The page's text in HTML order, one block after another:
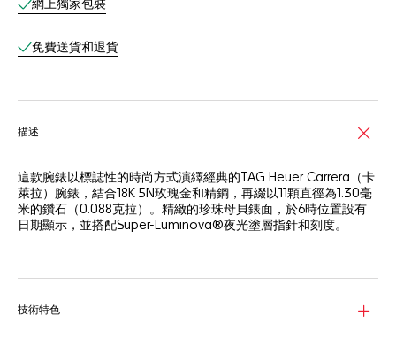
網上獨家包裝
免費送貨和退貨
描述
這款腕錶以標誌性的時尚方式演繹經典的TAG Heuer Carrera（卡
萊拉）腕錶，結合18K 5N玫瑰金和精鋼，再綴以11顆直徑為1.30毫
米的鑽石（0.088克拉）。精緻的珍珠母貝錶面，於6時位置設有
日期顯示，並搭配Super-Luminova®夜光塗層指針和刻度。
精緻的29毫米精鋼拋光錶殼，結合18K 5N純玫瑰金錶圈，搭載
技術特色